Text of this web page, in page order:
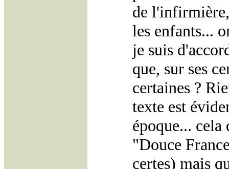
de
les enfants...
je suis
que, sur ses
certaines ?
texte est
époque... cela
"Douce
certes) mais